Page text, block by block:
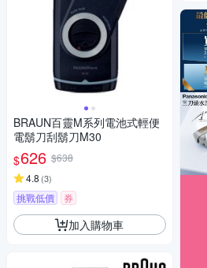
BRAUN百靈M系列電池式輕便
電鬍刀刮鬍刀M30
$626 $638
4.8 (3)
挑戰低價 券
加入購物車